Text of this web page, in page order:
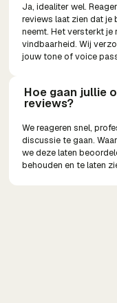
Ja, idealiter wel.
reviews laat zien dat je
neemt. Het versterkt je
vindbaarheid. Wij
jouw tone of voice
Hoe gaan jullie
reviews?
We reageren snel,
discussie te gaan.
we deze laten
behouden en te laten